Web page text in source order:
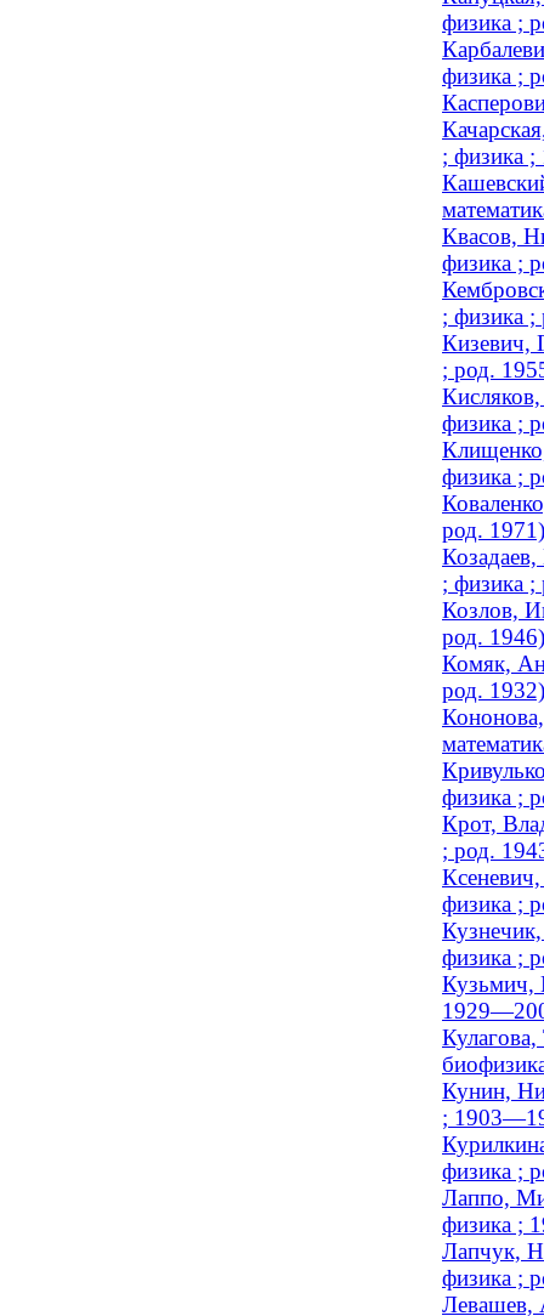
физика ;
физика ;
; физика
Квасов,
физика ;
; физика ;
Кизевич,
; род.
физика ;
физика ;
род. 1971)
; физика ;
Козлов,
род. 1946)
Комяк,
род. 1932)
физика ;
Крот,
; род.
физика ;
физика ;
Кузьмич,
Кунин,
;
физика ;
Лаппо,
физика ;
Лапчук,
физика ;
Левашев,